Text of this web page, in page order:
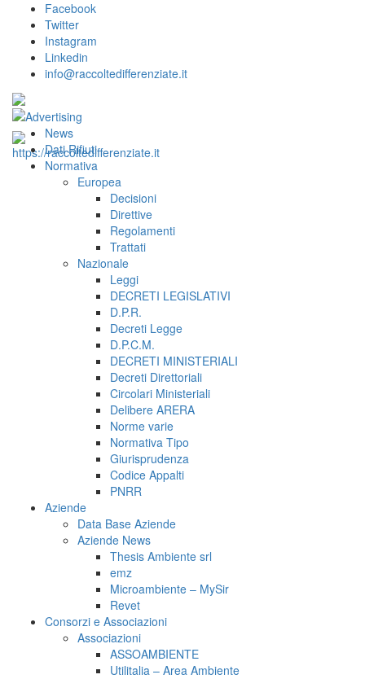
Facebook
Twitter
Instagram
Linkedin
info@raccoltedifferenziate.it
News
Dati Rifiuti
Normativa
Europea
Decisioni
Direttive
Regolamenti
Trattati
Nazionale
Leggi
DECRETI LEGISLATIVI
D.P.R.
Decreti Legge
D.P.C.M.
DECRETI MINISTERIALI
Decreti Direttoriali
Circolari Ministeriali
Delibere ARERA
Norme varie
Normativa Tipo
Giurisprudenza
Codice Appalti
PNRR
Aziende
Data Base Aziende
Aziende News
Thesis Ambiente srl
emz
Microambiente – MySir
Revet
Consorzi e Associazioni
Associazioni
ASSOAMBIENTE
Utilitalia – Area Ambiente